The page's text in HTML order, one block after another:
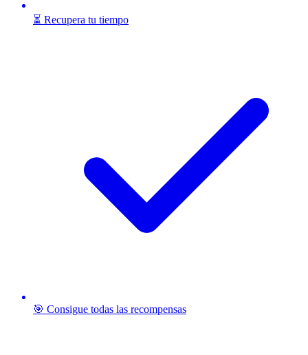
⏳ Recupera tu tiempo
🎯 Consigue todas las recompensas